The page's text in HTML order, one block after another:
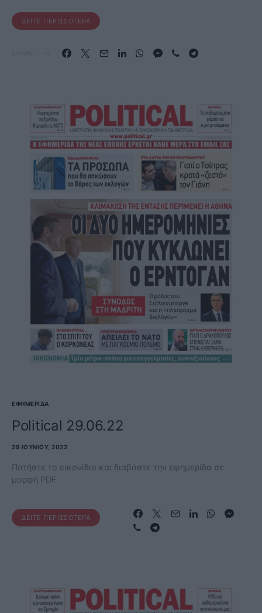
ΔΕΊΤΕ ΠΕΡΙΣΣΌΤΕΡΑ
ΕΦΗΜΕΡΊΔΑ
Political 29.06.22
29 ΙΟΥΝΊΟΥ, 2022
Πατήστε το εικονίδιο και διαβάστε την εφημερίδα σε
μορφή PDF
ΔΕΊΤΕ ΠΕΡΙΣΣΌΤΕΡΑ